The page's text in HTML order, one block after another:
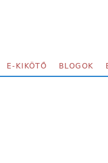
E-KIKÖTŐ BLOGOK